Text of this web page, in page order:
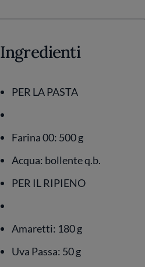
Ingredienti
PER LA PASTA
Farina 00: 500 g
Acqua: bollente q.b.
PER IL RIPIENO
Amaretti: 180 g
Uva Passa: 50 g